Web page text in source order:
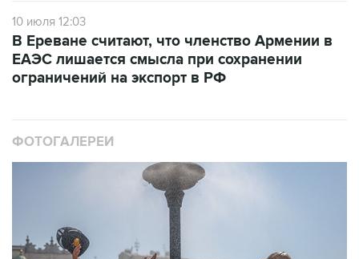
10 июля 12:03
В Ереване считают, что членство Армении в
ЕАЭС лишается смысла при сохранении
ограничений на экспорт в РФ
ФОТОГАЛЕРЕИ